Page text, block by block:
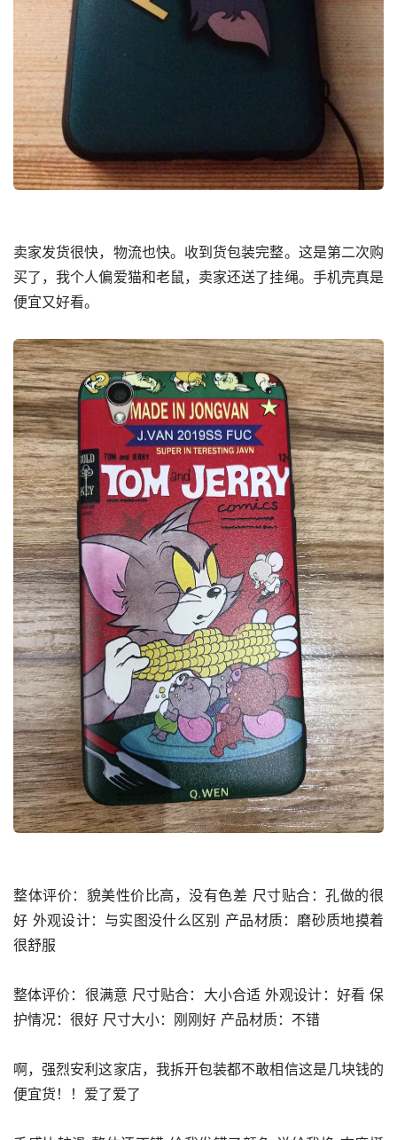
卖家发货很快，物流也快。收到货包装完整。这是第二次购
买了，我个人偏爱猫和老鼠，卖家还送了挂绳。手机壳真是
便宜又好看。
整体评价：貌美性价比高，没有色差 尺寸贴合：孔做的很
好 外观设计：与实图没什么区别 产品材质：磨砂质地摸着
很舒服
整体评价：很满意 尺寸贴合：大小合适 外观设计：好看 保
护情况：很好 尺寸大小：刚刚好 产品材质：不错
啊，强烈安利这家店，我拆开包装都不敢相信这是几块钱的
便宜货！！爱了爱了